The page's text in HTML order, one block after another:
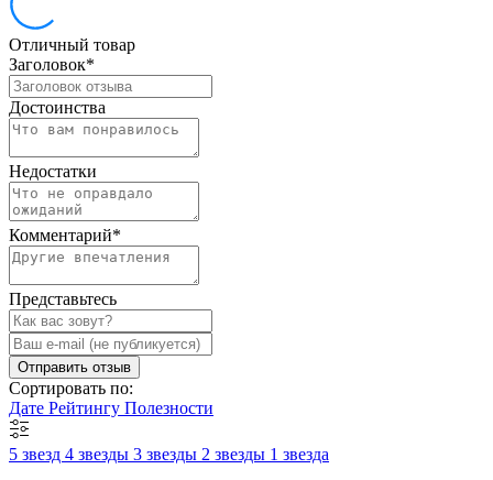
Отличный товар
Заголовок*
Достоинства
Недостатки
Комментарий*
Представьтесь
Отправить отзыв
Сортировать по:
Дате Рейтингу Полезности
5 звезд 4 звезды 3 звезды 2 звезды 1 звезда